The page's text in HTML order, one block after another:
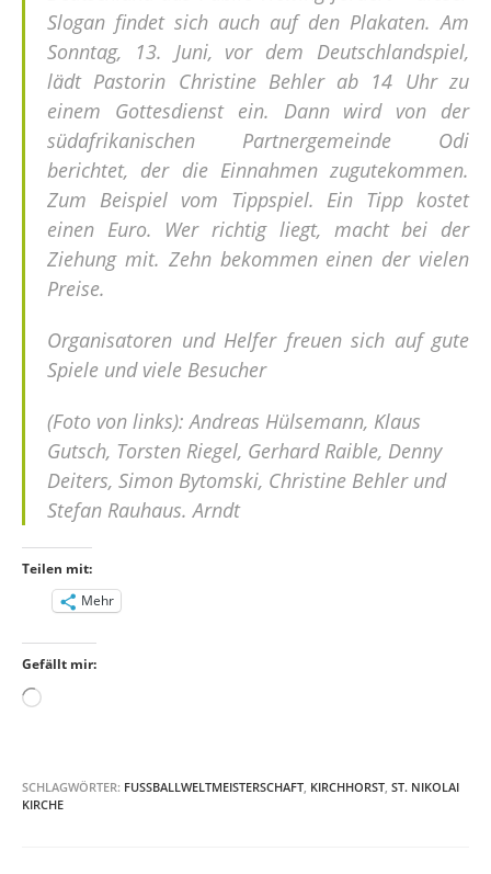
Slogan findet sich auch auf den Plakaten. Am
Sonntag, 13. Juni, vor dem Deutschlandspiel,
lädt Pastorin Christine Behler ab 14 Uhr zu
einem Gottesdienst ein. Dann wird von der
südafrikanischen Partnergemeinde Odi
berichtet, der die Einnahmen zugutekommen.
Zum Beispiel vom Tippspiel. Ein Tipp kostet
einen Euro. Wer richtig liegt, macht bei der
Ziehung mit. Zehn bekommen einen der vielen
Preise.
Organisatoren und Helfer freuen sich auf gute
Spiele und viele Besucher
(Foto von links): Andreas Hülsemann, Klaus
Gutsch, Torsten Riegel, Gerhard Raible, Denny
Deiters, Simon Bytomski, Christine Behler und
Stefan Rauhaus. Arndt
Teilen mit:
Mehr
Gefällt mir:
Wird
SCHLAGWÖRTER: FUSSBALLWELTMEISTERSCHAFT KIRCHHORST ST. NIKOLAI
KIRCHE